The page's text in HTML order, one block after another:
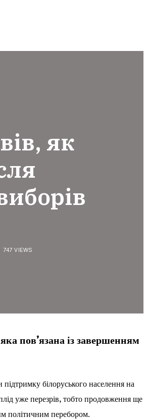
як
747 VIEWS
пов’язана із завершенням
білоруського населення на
уже перезрів, тобто продовження ще
політичним перебором.